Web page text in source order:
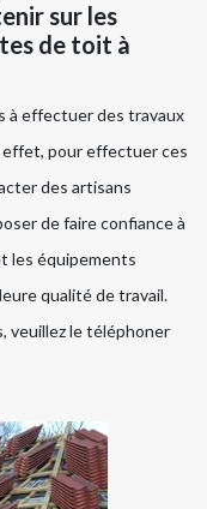
sur les
de toit à
à effectuer des travaux
effet, pour effectuer ces
des artisans
de faire confiance à
les équipements
qualité de travail.
veuillez le téléphoner